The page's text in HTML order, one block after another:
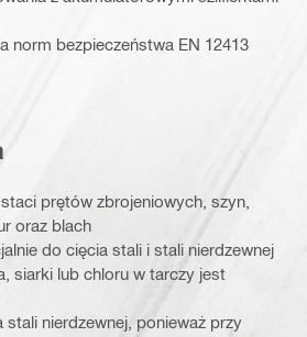
norm bezpieczeństwa EN 12413
prętów zbrojeniowych, szyn,
oraz blach
do cięcia stali i stali nierdzewnej
siarki lub chloru w tarczy jest
stali nierdzewnej, ponieważ przy